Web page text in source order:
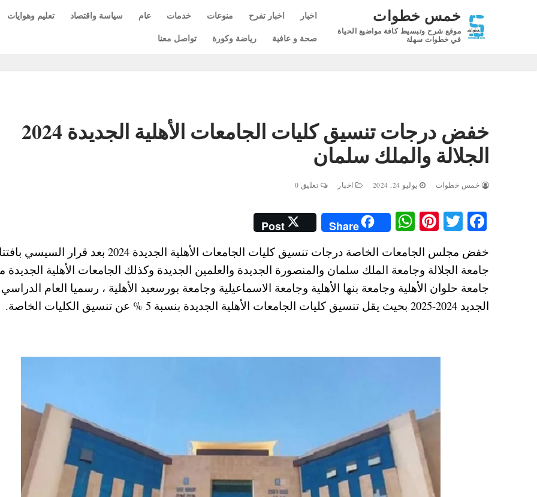
خمس خطوات
موقع شرح وتبسيط كافة مواضيع الحياة
في خطوات سهلة
اخبار اخبار تفرح منوعات خدمات عام سياسة واقتصاد تعليم وهوايات
صحة و عافية
رياضة وكورة تواصل معنا
خفض درجات تنسيق كليات الجامعات الأهلية الجديدة 2024
الجلالة والملك سلمان
خمس خطوات يوليو 24, 2024 اخبار تعليق 0
Fa
bo
ok
T
tte
r
Pi
nt
er
es
t
W
ha
ts
A
pp
Share
Post
خفض مجلس الجامعات الخاصة درجات تنسيق كليات الجامعات الأهلية الجديدة 2024 بعد قرار
جامعة الجلالة وجامعة الملك سلمان والمنصورة الجديدة والعلمين الجديدة وكذلك الجامعات الأهلية الجديدة
جامعة حلوان الأهلية وجامعة بنها الأهلية وجامعة الاسماعيلية وجامعة بورسعيد الأهلية ، رسميا العام الدراسي
الجديد 2024-2025 بحيث يقل تنسيق كليات الجامعات الأهلية الجديدة بنسبة 5 % عن تنسيق الكليات الخاصة.